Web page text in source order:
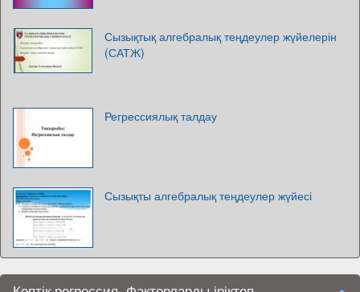
Сызықтық алгебралық теңдеулер жүйелерін
(САТЖ)
Регрессиялық талдау
Сызықты алгебралық теңдеулер жүйесі